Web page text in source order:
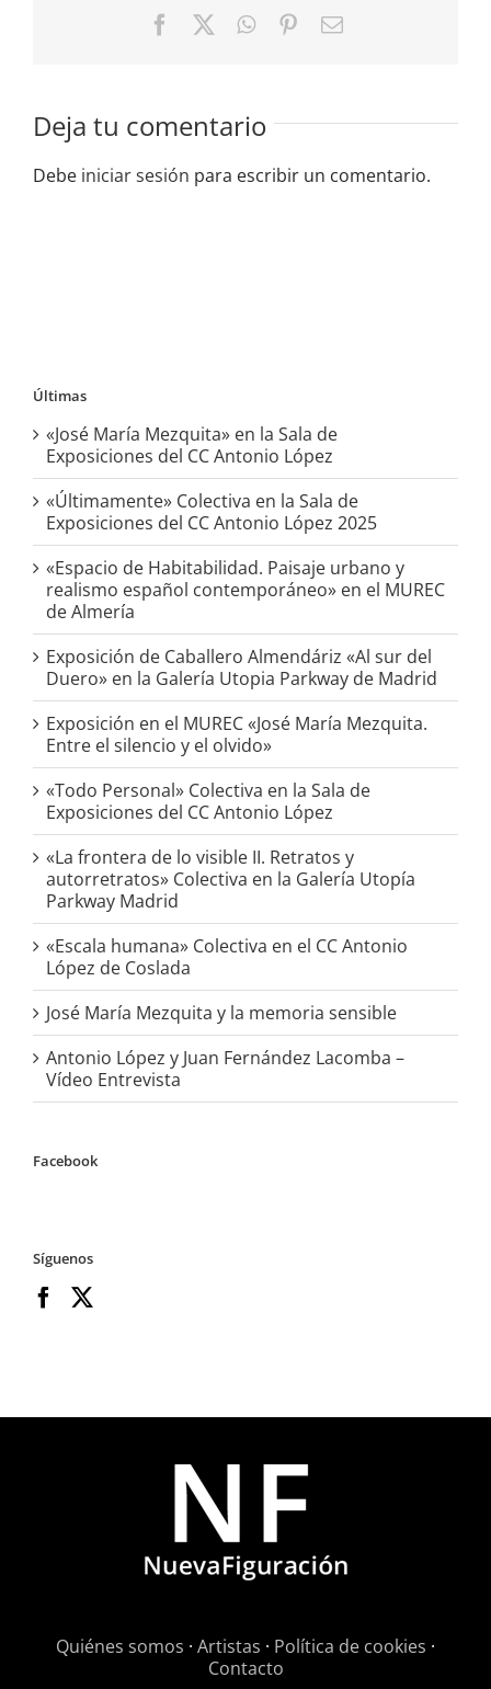
FacebookWhatsApp
PinterestCorreo
Deja tu comentario
Debe iniciar sesión para escribir un comentario.
Últimas
«José María Mezquita» en la Sala de
Exposiciones del CC Antonio López
«Últimamente» Colectiva en la Sala de
Exposiciones del CC Antonio López 2025
«Espacio de Habitabilidad. Paisaje urbano y
realismo español contemporáneo» en el MUREC
de Almería
Exposición de Caballero Almendáriz «Al sur del
Duero» en la Galería Utopia Parkway de Madrid
Exposición en el MUREC «José María Mezquita.
Entre el silencio y el olvido»
«Todo Personal» Colectiva en la Sala de
Exposiciones del CC Antonio López
«La frontera de lo visible II. Retratos y
autorretratos» Colectiva en la Galería Utopía
Parkway Madrid
«Escala humana» Colectiva en el CC Antonio
López de Coslada
José María Mezquita y la memoria sensible
Antonio López y Juan Fernández Lacomba –
Vídeo Entrevista
Facebook
Síguenos
Quiénes somos · Artistas · Política de cookies ·
Contacto